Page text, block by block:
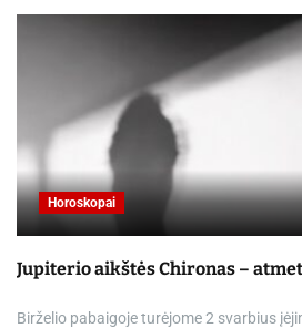
Horoskopai
Jupiterio aikštės Chironas –
Birželio pabaigoje turėjome 2 svarbius